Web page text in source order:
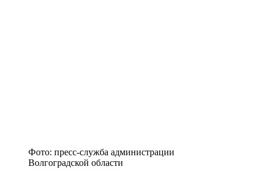
Фото: пресс-служба администрации
Волгоградской области